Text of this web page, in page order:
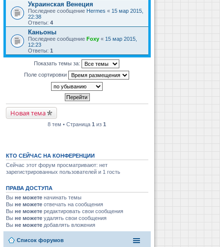
Украинская Венеция
Последнее сообщение Hermes « 15 мар 2015,
22:38
Ответы: 4
Каньоны
Последнее сообщение Foxy « 15 мар 2015,
12:23
Ответы: 1
Показать темы за:
Поле сортировки
Новая тема
8 тем • Страница1 из1
КТО СЕЙЧАС НА КОНФЕРЕНЦИИ
Сейчас этот форум просматривают: нет
зарегистрированных пользователей и 1 гость
ПРАВА ДОСТУПА
Вы не можете начинать темы
Вы не можете отвечать на сообщения
Вы не можете редактировать свои сообщения
Вы не можете удалять свои сообщения
Вы не можете добавлять вложения
Список форумов